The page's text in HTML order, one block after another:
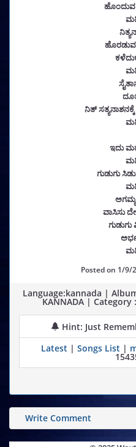
ಹೊಂದುವ
ಹೊರಡುವ
ನಿತ್
ಇದು
ಗುಡುಗು
ವಾಸಿಸು
Posted on 1/9/
Language:kannada |
KANNADA | Category
Hint: Just
Latest | Songs List|
Write Comment